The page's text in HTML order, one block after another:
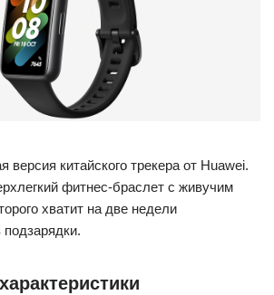
версия китайского трекера от Huawei.
фитнес-браслет с живучим
хватит на две недели
подзарядки.